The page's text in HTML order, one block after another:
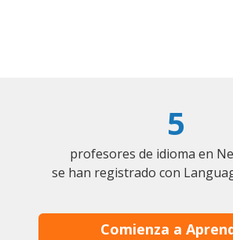
5
profesores de idioma en
se han registrado con
Comienza a